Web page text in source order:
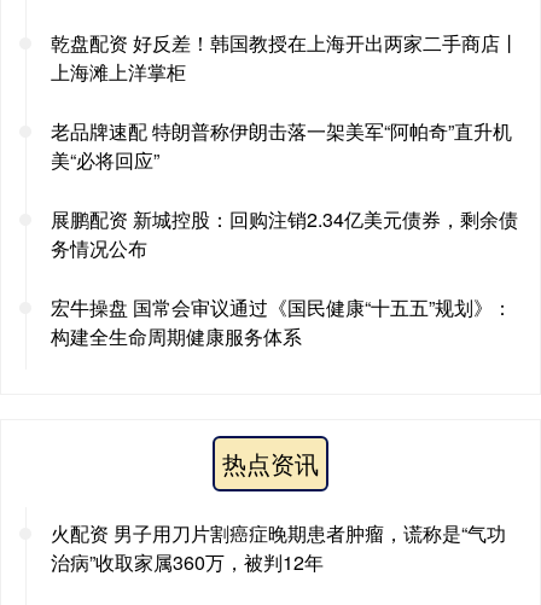
乾盘配资 好反差！韩国教授在上海开出两家二手商店丨
上海滩上洋掌柜
老品牌速配 特朗普称伊朗击落一架美军“阿帕奇”直升机
美“必将回应”
展鹏配资 新城控股：回购注销2.34亿美元债券，剩余债
务情况公布
宏牛操盘 国常会审议通过《国民健康“十五五”规划》：
构建全生命周期健康服务体系
热点资讯
火配资 男子用刀片割癌症晚期患者肿瘤，谎称是“气功
治病”收取家属360万，被判12年